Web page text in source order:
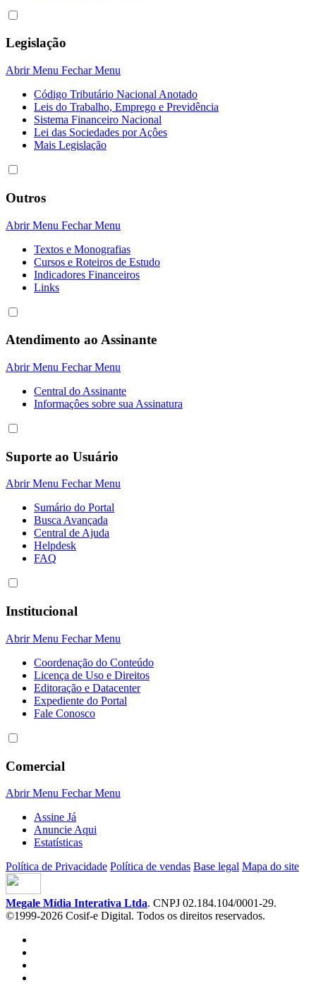
Legislação
Abrir Menu Fechar Menu
Código Tributário Nacional Anotado
Leis do Trabalho, Emprego e Previdência
Sistema Financeiro Nacional
Lei das Sociedades por Açôes
Mais Legislação
Outros
Abrir Menu Fechar Menu
Textos e Monografias
Cursos e Roteiros de Estudo
Indicadores Financeiros
Links
Atendimento ao Assinante
Abrir Menu Fechar Menu
Central do Assinante
Informaçôes sobre sua Assinatura
Suporte ao Usuário
Abrir Menu Fechar Menu
Sumário do Portal
Busca Avançada
Central de Ajuda
Helpdesk
FAQ
Institucional
Abrir Menu Fechar Menu
Coordenação do Conteúdo
Licença de Uso e Direitos
Editoração e Datacenter
Expediente do Portal
Fale Conosco
Comercial
Abrir Menu Fechar Menu
Assine Já
Anuncie Aqui
Estatísticas
Política de Privacidade Política de vendas Base legal Mapa do site
Megale Mídia Interativa Ltda. CNPJ 02.184.104/0001-29.
©1999-2026 Cosif-e Digital. Todos os direitos reservados.